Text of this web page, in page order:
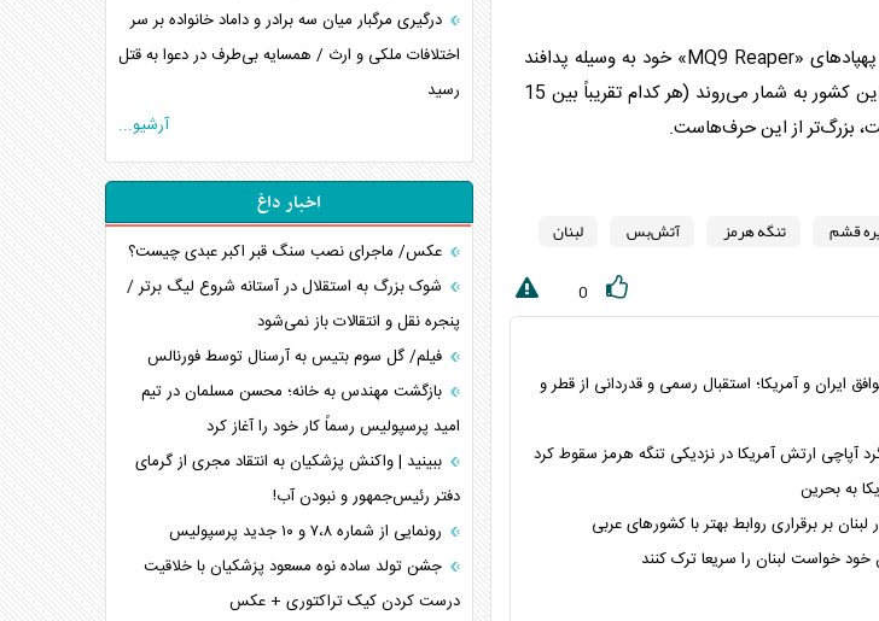
وقتی فرماندهی نیروی هوایی آمریکا اعلام می‌کند پس از سرنگونی بیش از 30 فروند از پهپادهای «MQ9 Reaper» خود به وسیله پدافند
هوایی ایران و یمن در جنگ فعلی، این پهپادها را که گران‌ترین پهپادهای نیروی هوایی این کشور به شمار می‌روند (هر کدام تقریباً بین 15
قشم تنگه هرمز آتش‌بس لبنان
0
ایران و آمریکا؛ استقبال رسمی و قدردانی از قطر و
آپاچی ارتش آمریکا در نزدیکی تنگه هرمز سقوط کرد
به بحرین
بر برقراری روابط بهتر با کشورهای عربی
خواست لبنان را سریعا ترک کنند
درگیری مرگبار میان سه برادر و داماد خانواده بر سر
اختلافات ملکی و ارث / همسایه بی‌طرف در دعوا به قتل
رسید
آرشیو...
اخبار داغ
عکس/ ماجرای نصب سنگ قبر اکبر عبدی چیست؟
شوک بزرگ به استقلال در آستانه شروع لیگ برتر /
پنجره نقل و انتقالات باز نمی‌شود
فیلم/ گل سوم بتیس به آرسنال توسط فورنالس
بازگشت مهندس به خانه؛ محسن مسلمان در تیم
امید پرسپولیس رسماً کار خود را آغاز کرد
ببینید | واکنش پزشکیان به انتقاد مجری از گرمای
دفتر رئیس‌جمهور و نبودن آب!
رونمایی از شماره ۷،۸ و ۱۰ جدید پرسپولیس
جشن تولد ساده نوه مسعود پزشکیان با خلاقیت
درست کردن کیک تراکتوری + عکس